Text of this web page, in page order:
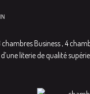
Business , 4
literie de qualité